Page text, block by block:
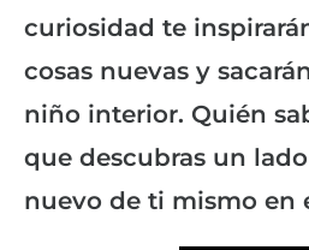
curiosidad te
cosas nuevas y
niño interior. Quién
que descubras un
nuevo de ti mismo en